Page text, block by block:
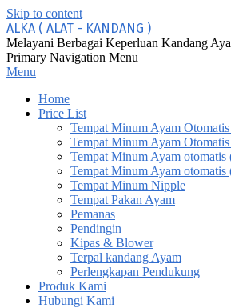
Skip to content
ALKA ( ALAT - KANDANG )
Melayani Berbagai Keperluan Kandang
Primary Navigation Menu
Menu
Home
Price List
Tempat Minum Ayam
Tempat Minum Ayam
Tempat Minum Ayam
Tempat Minum Ayam
Tempat Minum Nipple
Tempat Pakan Ayam
Pemanas
Pendingin
Kipas & Blower
Terpal kandang Ayam
Perlengkapan Pendukung
Produk Kami
Hubungi Kami